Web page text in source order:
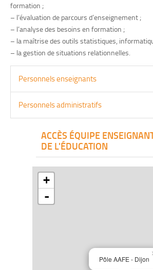
formation ;
– l’évaluation de parcours d’enseignement ;
– l’analyse des besoins en formation ;
– la maîtrise des outils statistiques,
– la gestion de situations relationnelles.
Personnels enseignants
Personnels administratifs
ACCÈS ÉQUIPE
DE L'ÉDUCATION